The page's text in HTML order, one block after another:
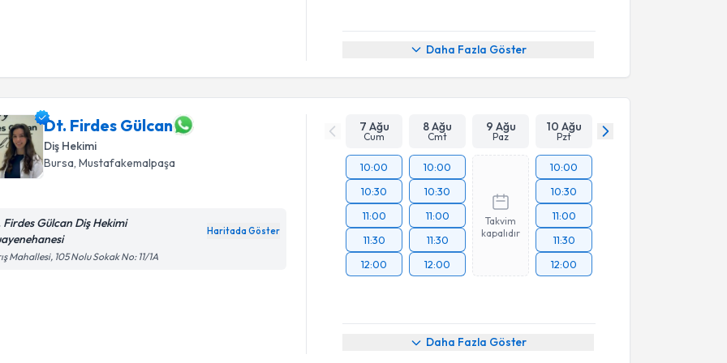
Daha Fazla Göster
Dt. Firdes Gülcan
Diş Hekimi
Bursa, Mustafakemalpaşa
Firdes Gülcan Diş Hekimi
Haritada Göster
Mahallesi, 105 Nolu Sokak No: 11/1A
7 Ağu
Cum
8 Ağu
Cmt
9 Ağu
Paz
10 Ağu
Pzt
10:00
10:30
11:00
11:30
12:00
10:00
10:30
11:00
11:30
12:00
Takvim
kapalıdır
10:00
10:30
11:00
11:30
12:00
Daha Fazla Göster